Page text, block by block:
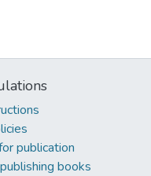
publication
books